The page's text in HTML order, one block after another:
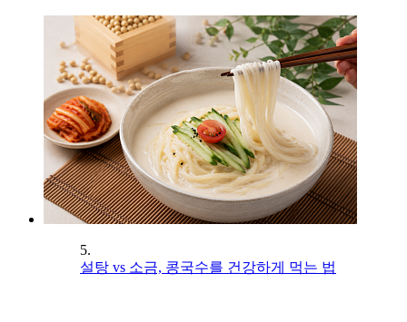
5.
설탕 vs 소금, 콩국수를 건강하게 먹는 법